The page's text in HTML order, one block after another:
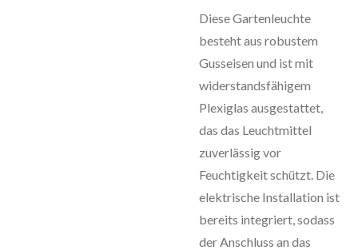
Diese Gartenleuchte
besteht aus robustem
Gusseisen und ist mit
widerstandsfähigem
Plexiglas ausgestattet,
das das Leuchtmittel
zuverlässig vor
Feuchtigkeit schützt. Die
elektrische Installation ist
bereits integriert, sodass
der Anschluss an das